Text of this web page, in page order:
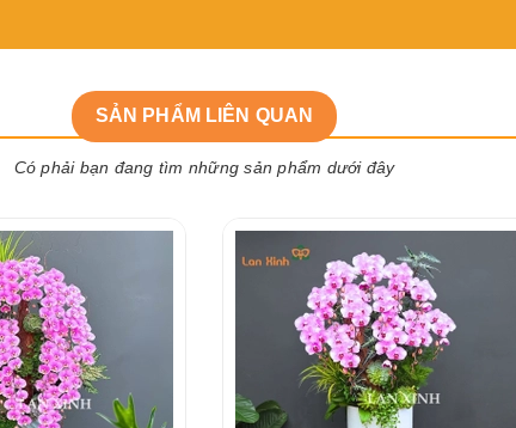
SẢN PHẨM LIÊN QUAN
Có phải bạn đang tìm những sản phẩm dưới đây